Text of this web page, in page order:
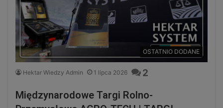
OSTATNIO DODANE
Hektar Wiedzy Admin 1 lipca 2026 2
Międzynarodowe Targi Rolno-